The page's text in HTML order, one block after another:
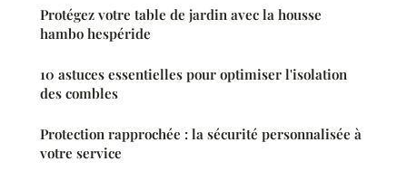
Protégez votre table de jardin avec la housse
hambo hespéride
10 astuces essentielles pour optimiser l'isolation
des combles
Protection rapprochée : la sécurité personnalisée à
votre service